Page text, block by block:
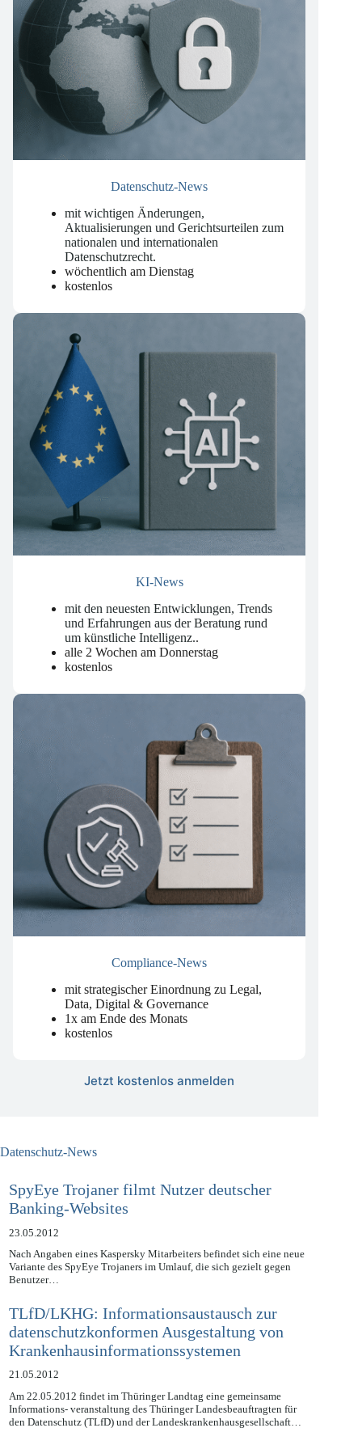
Datenschutz-News
mit wichtigen Änderungen,
Aktualisierungen und Gerichtsurteilen zum
nationalen und internationalen
Datenschutzrecht.
wöchentlich am Dienstag
mit den neuesten Entwicklungen, Trends
und Erfahrungen aus der Beratung rund
um künstliche Intelligenz..
alle 2 Wochen am Donnerstag
mit strategischer Einordnung zu Legal,
Data, Digital & Governance
1x am Ende des Monats
SpyEye Trojaner filmt Nutzer deutscher
Banking-Websites
23.05.2012
Nach Angaben eines Kaspersky Mitarbeiters befindet sich eine neue
Variante des SpyEye Trojaners im Umlauf, die sich gezielt gegen
TLfD/LKHG: Informationsaustausch zur
datenschutzkonformen Ausgestaltung von
Krankenhausinformationssystemen
21.05.2012
Am 22.05.2012 findet im Thüringer Landtag eine gemeinsame
Informations- veranstaltung des Thüringer Landesbeauftragten für